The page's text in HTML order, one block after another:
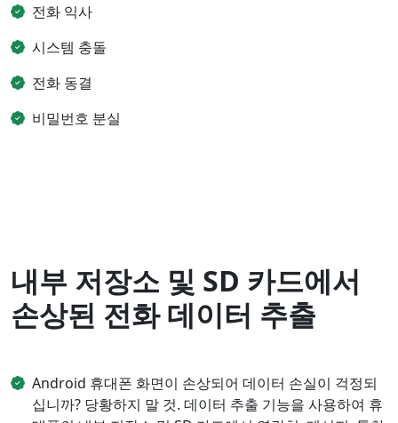
전화 익사
시스템 충돌
전화 동결
비밀번호 분실
내부 저장소 및 SD 카드에서
손상된 전화 데이터 추출
Android 휴대폰 화면이 손상되어 데이터 손실이 걱정되
십니까? 당황하지 말 것. 데이터 추출 기능을 사용하여 휴